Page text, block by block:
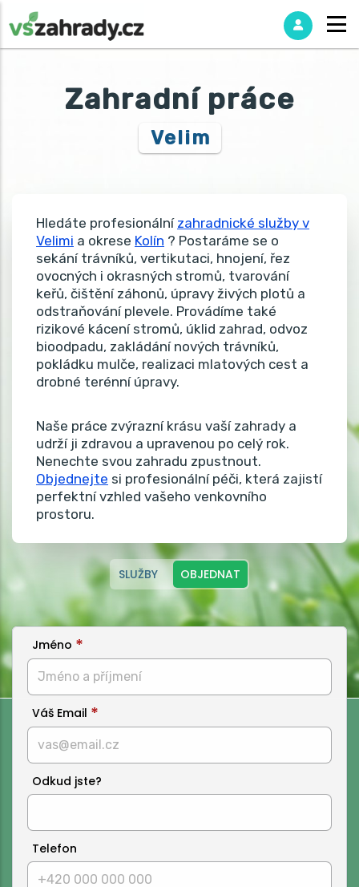
Zahradní práce
Velim
Hledáte profesionální zahradnické služby v
Velimi a okrese Kolín ? Postaráme se o
sekání trávníků, vertikutaci, hnojení, řez
ovocných i okrasných stromů, tvarování
keřů, čištění záhonů, úpravy živých plotů a
odstraňování plevele. Provádíme také
rizikové kácení stromů, úklid zahrad, odvoz
bioodpadu, zakládání nových trávníků,
pokládku mulče, realizaci mlatových cest a
drobné terénní úpravy.
Naše práce zvýrazní krásu vaší zahrady a
udrží ji zdravou a upravenou po celý rok.
Nenechte svou zahradu zpustnout.
Objednejte si profesionální péči, která zajistí
perfektní vzhled vašeho venkovního
prostoru.
SLUŽBY OBJEDNAT
Jméno
Váš Email
Odkud jste?
Telefon